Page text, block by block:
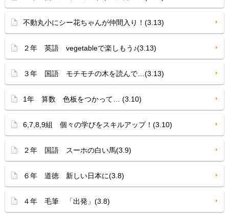
不動丸小にシー花ちゃんが仲間入り！(3.13)
２年 英語 vegetableで楽しもう♪(3.13)
３年 国語 モチモチの木を読んで…(3.13)
1年 算数 色板をつかって… (3.10)
6,7,8,9組 個々の学びをスキルアップ！(3.10)
２年 国語 スーホの白い馬(3.9)
６年 道徳 新しい日本に(3.8)
４年 毛筆 「出発」(3.8)